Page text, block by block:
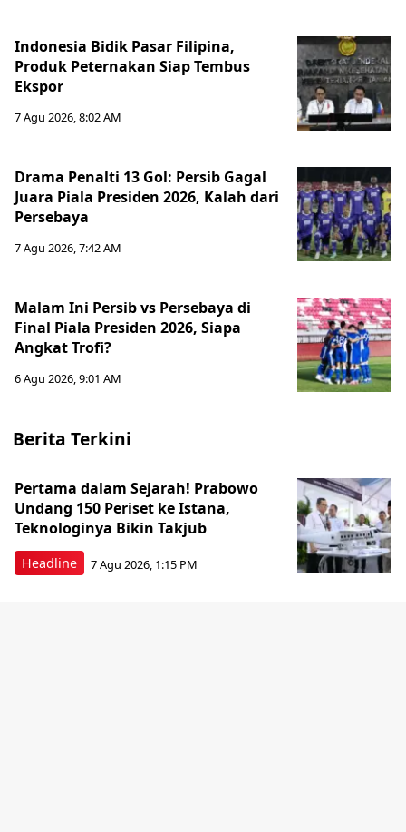
Indonesia Bidik Pasar Filipina,
Produk Peternakan Siap Tembus
Ekspor
7 Agu 2026, 8:02 AM
Drama Penalti 13 Gol: Persib Gagal
Juara Piala Presiden 2026, Kalah dari
Persebaya
7 Agu 2026, 7:42 AM
Malam Ini Persib vs Persebaya di
Final Piala Presiden 2026, Siapa
Angkat Trofi?
6 Agu 2026, 9:01 AM
Berita Terkini
Headline
Pertama dalam Sejarah! Prabowo
Undang 150 Periset ke Istana,
Teknologinya Bikin Takjub
7 Agu 2026, 1:15 PM